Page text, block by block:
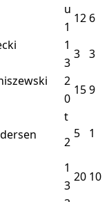
u
12 6
1
1
3 3
3
2
159
0
t
5
1
2
1
20 10
3